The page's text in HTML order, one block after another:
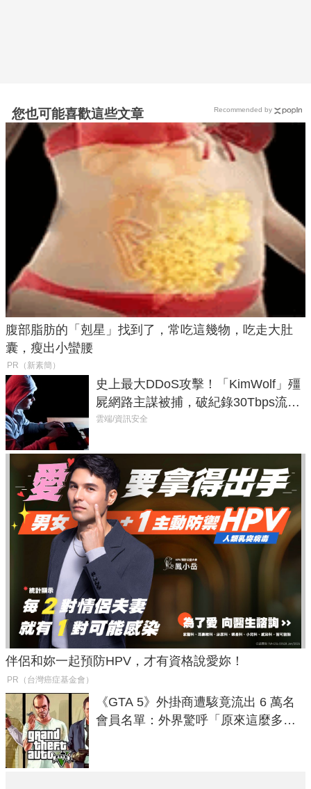
您也可能喜歡這些文章
腹部脂肪的「剋星」找到了，常吃這幾物，吃走大肚
囊，瘦出小蠻腰
PR（新素簡）
史上最大DDoS攻擊！「KimWolf」殭
屍網路主謀被捕，破紀錄30Tbps流量
癱瘓全球！
雲端/資訊安全
伴侶和妳一起預防HPV，才有資格說愛妳！
PR（台灣癌症基金會）
《GTA 5》外掛商遭駭竟流出 6 萬名
會員名單：外界驚呼「原來這麼多人
Recommended by